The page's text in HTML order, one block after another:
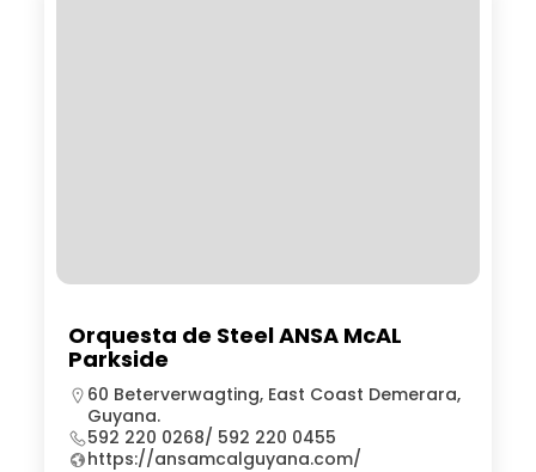
Orquesta de Steel ANSA McAL
Parkside
60 Beterverwagting, East Coast Demerara,
Guyana.
592 220 0268/ 592 220 0455
https://ansamcalguyana.com/